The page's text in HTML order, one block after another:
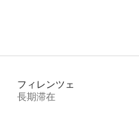
フィレンツェ
長期滞在